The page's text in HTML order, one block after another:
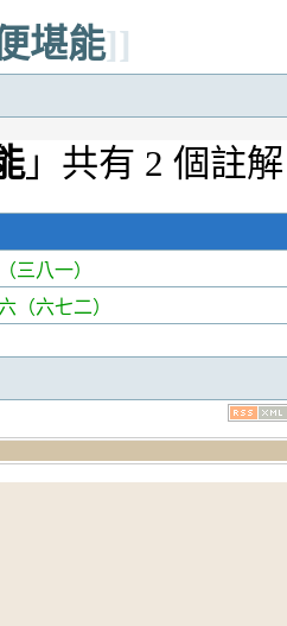
堪能]]
」共有 2 個註解
（三八一）
（六七二）